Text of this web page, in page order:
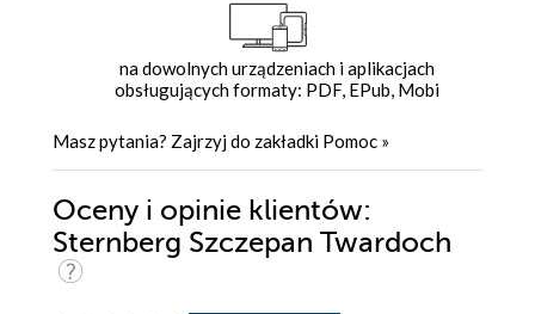
na dowolnych urządzeniach i aplikacjach
obsługujących formaty: PDF, EPub, Mobi
Masz pytania? Zajrzyj do zakładki Pomoc »
Oceny i opinie klientów:
Sternberg Szczepan Twardoch